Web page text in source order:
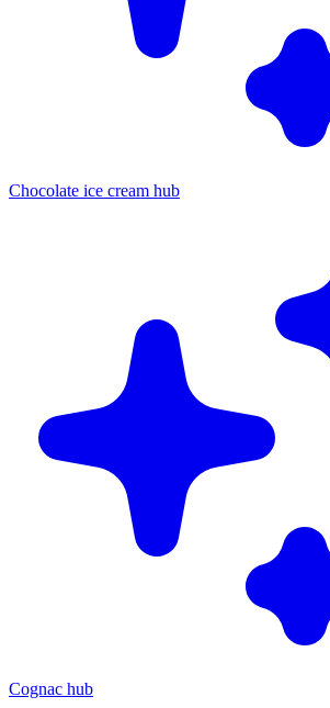
Chocolate ice cream hub
Cognac hub